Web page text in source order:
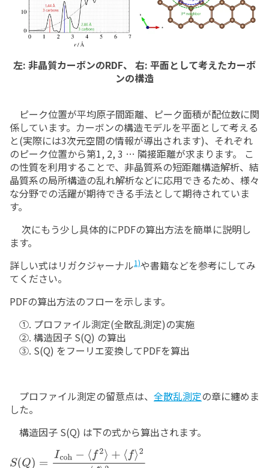
左: 非晶質カーボンのRDF、 右: 平面として考えたカーボ
ンの構造
ピーク位置が平均原子間距離、ピーク面積が配位数に関
係しています。カーボンの構造モデルを平面として考える
と(実際には3次元空間の情報が導出されます)、それぞれ
のピーク位置から第1, 2, 3 ⋯ 隣接距離が求まります。 こ
の性質を利用することで、非晶質系の短距離構造解析、結
晶質系の局所構造の乱れ解析などに応用できるため、様々
な分野での活躍が期待できる手法として期待されていま
す。
次にもう少し具体的にPDFの算出方法を簡単に説明し
ます。
詳しい式はリガクジャーナル1)や書籍などを参考にしてみ
てください。
PDFの算出方法のフローを示します。
①. プロファイル測定(全散乱測定)の実施
②. 構造因子 S(Q) の算出
③. S(Q) をフーリエ変換してPDFを算出
プロファイル測定の留意点は、 全散乱測定の章に纏めま
した。
構造因子 S(Q) は下の式から算出されます。
S(Q)= Icoh−⟨f2